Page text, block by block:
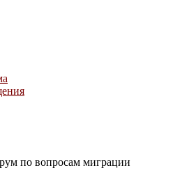
по вопросам миграции